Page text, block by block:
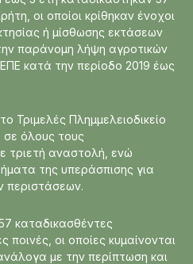
οι οποίοι κρίθηκαν ένοχοι
ή μίσθωσης εκτάσεων
παράνομη λήψη αγροτικών
κατά την περίοδο 2019 έως
Τριμελές Πλημμελειοδικείο
όλους τους
τριετή αναστολή, ενώ
της υπεράσπισης για
περιστάσεων.
καταδικασθέντες
ποινές, οι οποίες κυμαίνονται
με την περίπτωση και